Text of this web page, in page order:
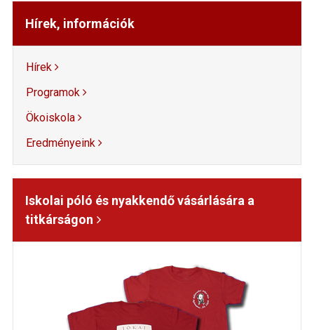
Hírek, információk
Hírek
Programok
Ökoiskola
Eredményeink
Iskolai póló és nyakkendő vásárlására a
titkárságon